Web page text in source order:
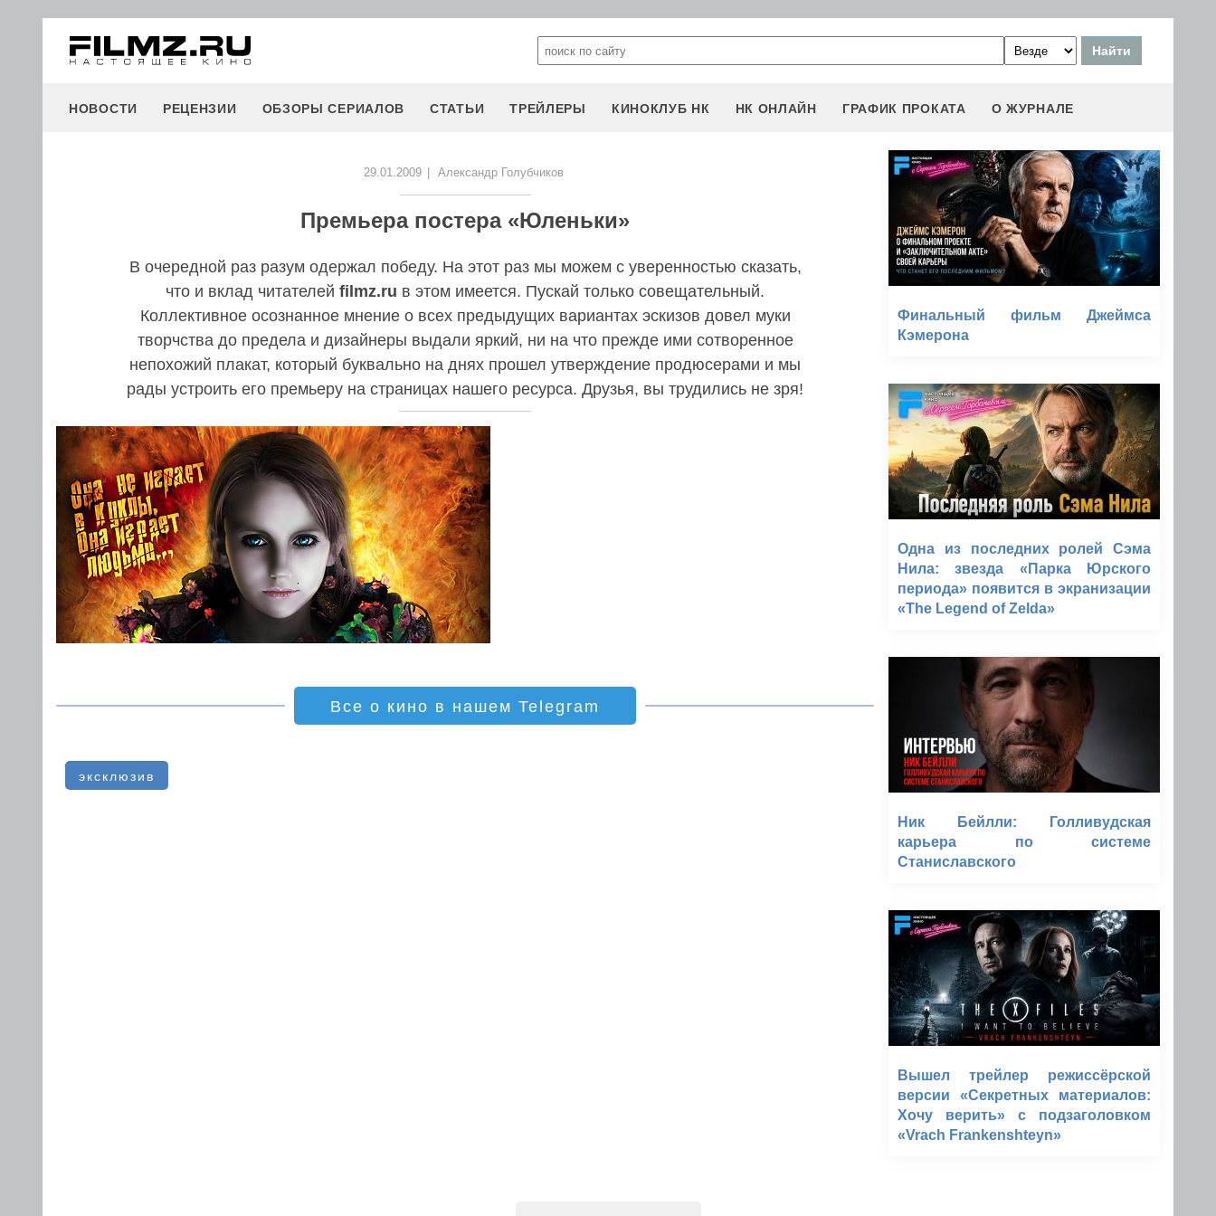
НОВОСТИ РЕЦЕНЗИИ ОБЗОРЫ СЕРИАЛОВ СТАТЬИ ТРЕЙЛЕРЫ КИНОКЛУБ НК НК ОНЛАЙН ГРАФИК ПРОКАТА О ЖУРНАЛЕ
29.01.2009 Александр Голубчиков
Премьера постера «Юленьки»
В очередной раз разум одержал победу. На этот раз мы можем с уверенностью сказать,
что и вклад читателей filmz.ru в этом имеется. Пускай только совещательный.
Коллективное осознанное мнение о всех предыдущих вариантах эскизов довел муки
творчства до предела и дизайнеры выдали яркий, ни на что прежде ими сотворенное
непохожий плакат, который буквально на днях прошел утверждение продюсерами и мы
рады устроить его премьеру на страницах нашего ресурса. Друзья, вы трудились не зря!
Все о кино в нашем Telegram
эксклюзив
Финальный фильм Джеймса
Кэмерона
Одна из последних ролей Сэма
Нила: звезда «Парка Юрского
периода» появится в экранизации
«The Legend of Zelda»
Ник Бейлли: Голливудская
карьера по системе
Станиславского
Вышел трейлер режиссёрской
версии «Секретных материалов:
Хочу верить» с подзаголовком
«Vrach Frankenshteyn»